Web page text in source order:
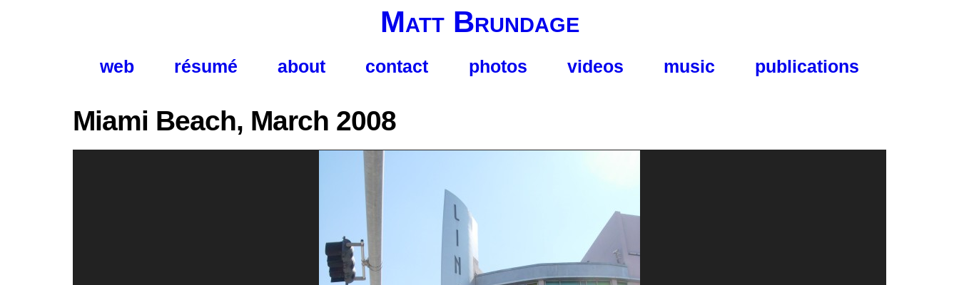
Matt Brundage
web résumé about contact photos videos music publications
Miami Beach, March 2008